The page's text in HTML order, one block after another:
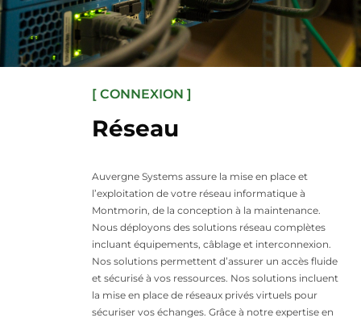
[ CONNEXION ]
Réseau
Auvergne Systems assure la mise en place et
l’exploitation de votre réseau informatique à
Montmorin, de la conception à la maintenance.
Nous déployons des solutions réseau complètes
incluant équipements, câblage et interconnexion.
Nos solutions permettent d’assurer un accès fluide
et sécurisé à vos ressources. Nos solutions incluent
la mise en place de réseaux privés virtuels pour
sécuriser vos échanges. Grâce à notre expertise en